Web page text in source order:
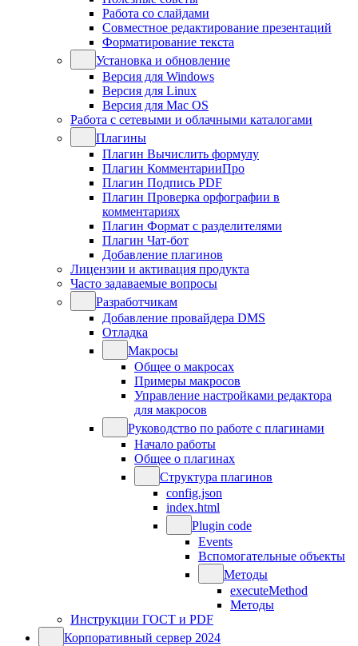
Работа со слайдами
Совместное редактирование презентаций
Форматирование текста
Установка и обновление
Версия для Windows
Версия для Linux
Версия для Mac OS
Работа с сетевыми и облачными каталогами
Плагины
Плагин Вычислить формулу
Плагин КомментарииПро
Плагин Подпись PDF
Плагин Проверка орфографии в
комментариях
Плагин Формат с разделителями
Плагин Чат-бот
Добавление плагинов
Лицензии и активация продукта
Часто задаваемые вопросы
Разработчикам
Добавление провайдера DMS
Отладка
Макросы
Общее о макросах
Примеры макросов
Управление настройками редактора
для макросов
Руководство по работе с плагинами
Начало работы
Общее о плагинах
Структура плагинов
config.json
index.html
Plugin code
Events
Вспомогательные объекты
Методы
executeMethod
Методы
Инструкции ГОСТ и PDF
Корпоративный сервер 2024